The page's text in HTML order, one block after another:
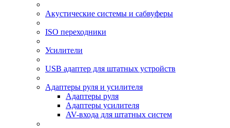
Акустические системы и сабвуферы
ISO переходники
Усилители
USB адаптер для штатных устройств
Адаптеры руля и усилителя
Адаптеры руля
Адаптеры усилителя
AV-входа для штатных систем